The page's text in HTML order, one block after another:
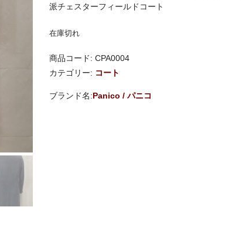
派チェスターフィールドコート
在庫切れ
商品コード:CPA0004
カテゴリー: コート
Panico / パニコ